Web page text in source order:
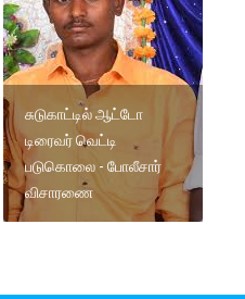
சுடுகாட்டில் ஆட்டோ
டிரைவர் வெட்டி
படுகொலை - போலீசார்
விசாரணை